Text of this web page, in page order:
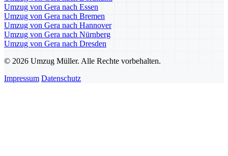
Umzug von Gera nach Essen
Umzug von Gera nach Bremen
Umzug von Gera nach Hannover
Umzug von Gera nach Nürnberg
Umzug von Gera nach Dresden
© 2026 Umzug Müller. Alle Rechte vorbehalten.
Impressum Datenschutz